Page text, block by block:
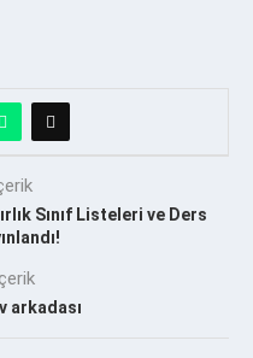
Sınıf Listeleri ve Ders
arkadası